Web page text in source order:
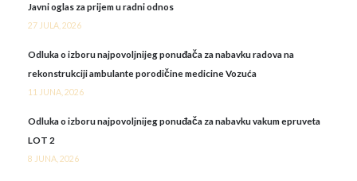
Javni oglas za prijem u radni odnos
27 JULA, 2026
Odluka o izboru najpovoljnijeg ponuđača za nabavku radova na
rekonstrukciji ambulante porodičine medicine Vozuća
11 JUNA, 2026
Odluka o izboru najpovoljnijeg ponuđača za nabavku vakum epruveta
LOT 2
8 JUNA, 2026